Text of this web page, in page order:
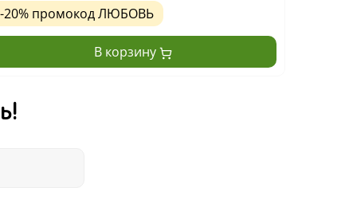
-20% промокод ЛЮБОВЬ
В корзину